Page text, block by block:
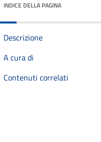
INDICE DELLA PAGINA
Descrizione
A cura di
Contenuti correlati